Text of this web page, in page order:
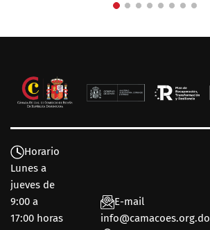
Horario
Lunes a
jueves de
9:00 a
17:00 horas
E-mail
info@camacoes.org.do